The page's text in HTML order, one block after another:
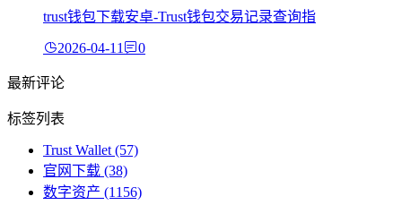
trust钱包下载安卓-Trust钱包交易记录查询指
2026-04-11 0
最新评论
标签列表
Trust Wallet (57)
官网下载 (38)
数字资产 (1156)